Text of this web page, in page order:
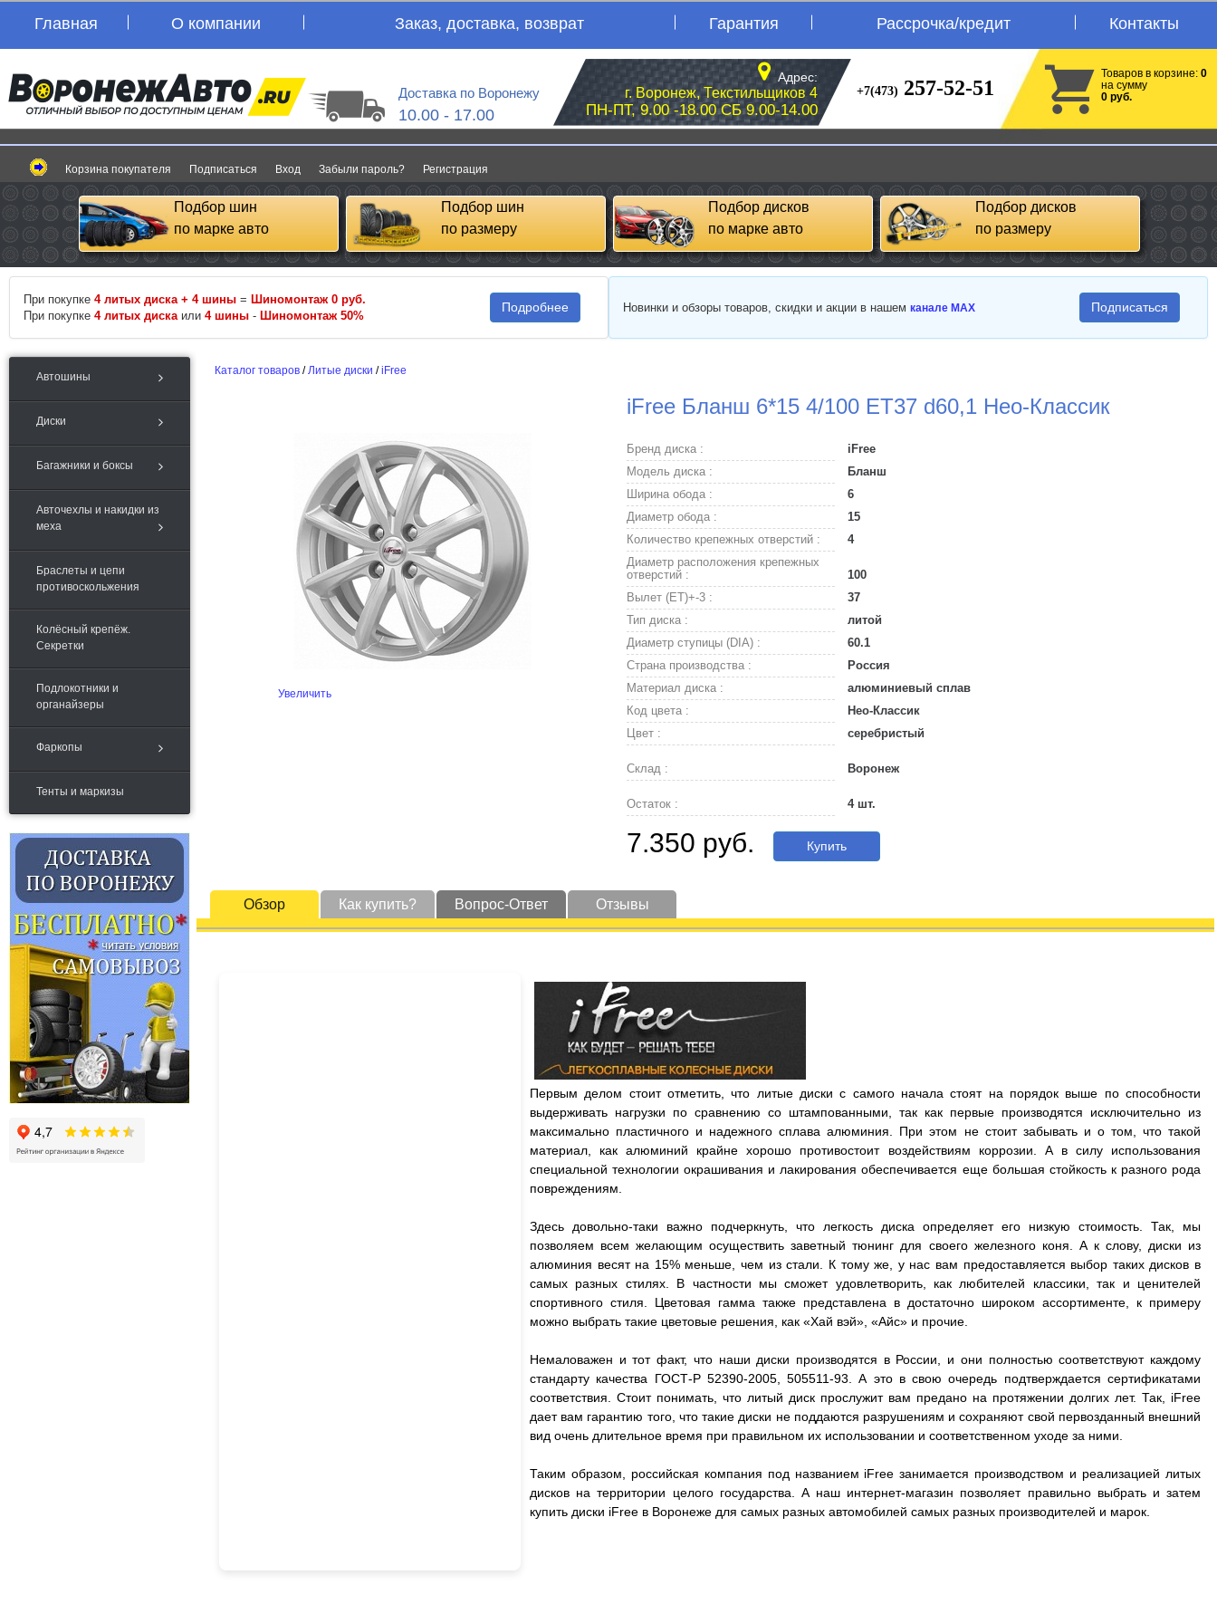
Главная О компании Заказ, доставка, возврат Гарантия Рассрочка/кредит Контакты
Доставка по Воронежу
10.00 - 17.00
Адрес:
г. Воронеж, Текстильщиков 4
ПН-ПТ, 9.00 -18.00 СБ 9.00-14.00
+7(473) 257-52-51
Товаров в корзине: 0
на сумму
0 руб.
Корзина покупателя Подписаться Вход Забыли пароль? Регистрация
Подбор шин
по марке авто
Подбор шин
по размеру
Подбор дисков
по марке авто
Подбор дисков
по размеру
При покупке 4 литых диска + 4 шины = Шиномонтаж 0 руб.
При покупке 4 литых диска или 4 шины - Шиномонтаж 50%
Подробнее Новинки и обзоры товаров, скидки и акции в нашем канале MAX Подписаться
Автошины
Диски
Багажники и боксы
Авточехлы и накидки из
меха
Браслеты и цепи
противоскольжения
Колёсный крепёж.
Секретки
Подлокотники и
органайзеры
Фаркопы
Тенты и маркизы
Каталог товаров /Литые диски /iFree
iFree Бланш 6*15 4/100 ET37 d60,1 Нео-Классик
Увеличить
Бренд диска :
iFree
Модель диска :
Бланш
Ширина обода :
6
Диаметр обода :
15
Количество крепежных отверстий :
4
Диаметр расположения крепежных
отверстий :
100
Вылет (ET)+-3 :
37
Тип диска :
литой
Диаметр ступицы (DIA) :
60.1
Страна производства :
Россия
Материал диска :
алюминиевый сплав
Код цвета :
Нео-Классик
Цвет :
серебристый
Склад : Воронеж
Остаток : 4 шт.
7.350 руб. Купить
Обзор Как купить? Вопрос-Ответ Отзывы
Первым делом стоит отметить, что литые диски с самого начала стоят на порядок выше по способности
выдерживать нагрузки по сравнению со штампованными, так как первые производятся исключительно из
максимально пластичного и надежного сплава алюминия. При этом не стоит забывать и о том, что такой
материал, как алюминий крайне хорошо противостоит воздействиям коррозии. А в силу использования
специальной технологии окрашивания и лакирования обеспечивается еще большая стойкость к разного рода
повреждениям.
Здесь довольно-таки важно подчеркнуть, что легкость диска определяет его низкую стоимость. Так, мы
позволяем всем желающим осуществить заветный тюнинг для своего железного коня. А к слову, диски из
алюминия весят на 15% меньше, чем из стали. К тому же, у нас вам предоставляется выбор таких дисков в
самых разных стилях. В частности мы сможет удовлетворить, как любителей классики, так и ценителей
спортивного стиля. Цветовая гамма также представлена в достаточно широком ассортименте, к примеру
можно выбрать такие цветовые решения, как «Хай вэй», «Айс» и прочие.
Немаловажен и тот факт, что наши диски производятся в России, и они полностью соответствуют каждому
стандарту качества ГОСТ-Р 52390-2005, 505511-93. А это в свою очередь подтверждается сертификатами
соответствия. Стоит понимать, что литый диск прослужит вам предано на протяжении долгих лет. Так, iFree
дает вам гарантию того, что такие диски не поддаются разрушениям и сохраняют свой первозданный внешний
вид очень длительное время при правильном их использовании и соответственном уходе за ними.
Таким образом, российская компания под названием iFree занимается производством и реализацией литых
дисков на территории целого государства. А наш интернет-магазин позволяет правильно выбрать и затем
купить диски iFree в Воронеже для самых разных автомобилей самых разных производителей и марок.